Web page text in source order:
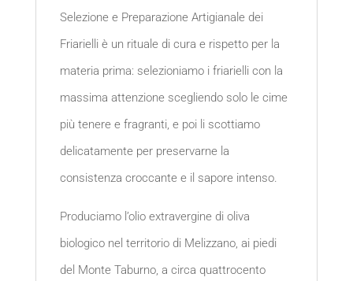
Selezione e Preparazione Artigianale dei
Friarielli è un rituale di cura e rispetto per la
materia prima: selezioniamo i friarielli con la
massima attenzione scegliendo solo le cime
più tenere e fragranti, e poi li scottiamo
delicatamente per preservarne la
consistenza croccante e il sapore intenso.
Produciamo l’olio extravergine di oliva
biologico nel territorio di Melizzano, ai piedi
del Monte Taburno, a circa quattrocento